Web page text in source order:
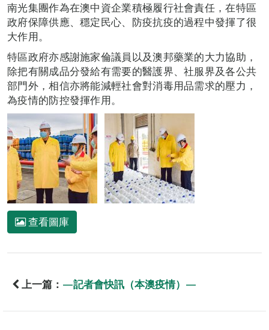
南光集團作為在澳中資企業積極履行社會責任，在特區
政府保障供應、穩定民心、防疫抗疫的過程中發揮了很
大作用。
特區政府亦感謝施家倫議員以及澳邦藥業的大力協助，
除把有關成品分發給有需要的醫護界、社服界及各公共
部門外，相信亦將能減輕社會對消毒用品需求的壓力，
為疫情的防控發揮作用。
查看圖庫
上一篇： —記者會快訊（本澳疫情）—